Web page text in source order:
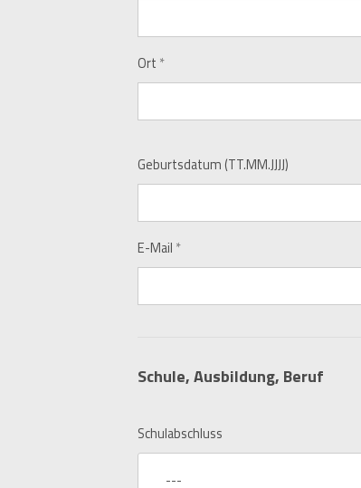
Ort *
Geburtsdatum (TT.MM.JJJJ)
E-Mail *
Schule, Ausbildung, Beruf
Schulabschluss
---